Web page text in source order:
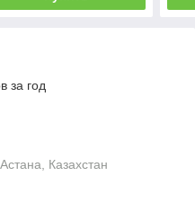
за год
Казахстан